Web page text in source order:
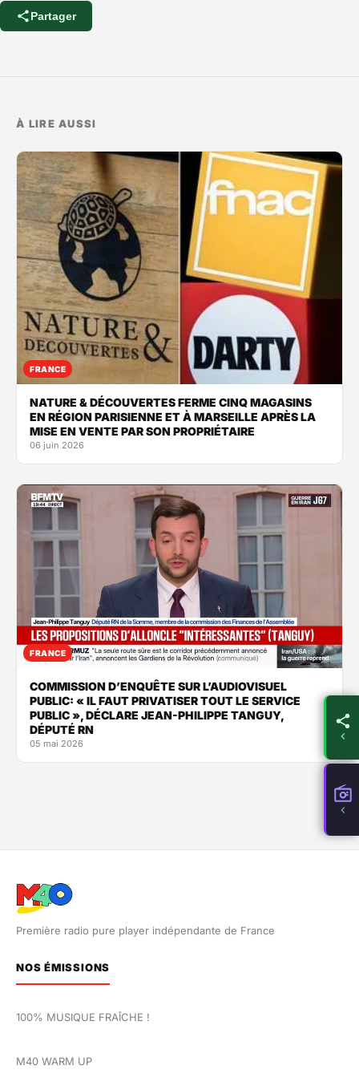
Partager
À LIRE AUSSI
FRANCE
NATURE & DÉCOUVERTES FERME CINQ MAGASINS
EN RÉGION PARISIENNE ET À MARSEILLE APRÈS LA
MISE EN VENTE PAR SON PROPRIÉTAIRE
06 juin 2026
FRANCE
COMMISSION D’ENQUÊTE SUR L’AUDIOVISUEL
PUBLIC: « IL FAUT PRIVATISER TOUT LE SERVICE
PUBLIC », DÉCLARE JEAN-PHILIPPE TANGUY,
DÉPUTÉ RN
05 mai 2026
Première radio pure player indépendante de France
NOS ÉMISSIONS
100% MUSIQUE FRAÎCHE !
M40 WARM UP